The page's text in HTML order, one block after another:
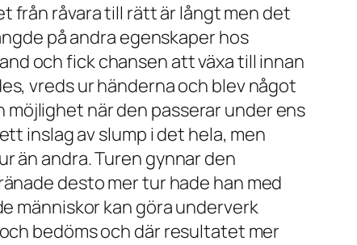
från råvara till rätt är långt men det
på andra egenskaper hos
och fick chansen att växa till innan
vreds ur händerna och blev något
när den passerar under ens
inslag av slump i det hela, men
än andra. Turen gynnar den
desto mer tur hade han med
människor kan göra underverk
bedöms och där resultatet mer